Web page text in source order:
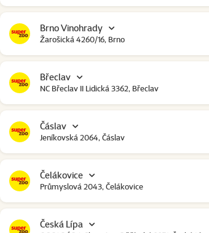
Brno Vinohrady
Žarošická 4260/16, Brno
Břeclav
NC Břeclav II Lidická 3362, Břeclav
Čáslav
Jeníkovská 2064, Čáslav
Čelákovice
Průmyslová 2043, Čelákovice
Česká Lípa